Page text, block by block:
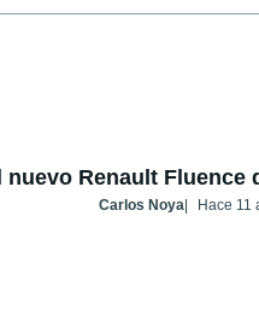
nuevo Renault Fluence
Carlos Noya Hace 11